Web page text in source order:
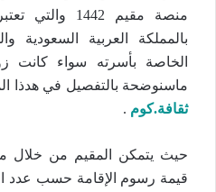
منصة مقيم
بالمملكة العربية السعودية
الخاصة بأسرته سواء كانت
ماسنوضحة بالتفصيل في هدذا
ثقافة.كوم .
حيث يتمكن المقيم من
قيمة رسوم الإقامة حسب عدد